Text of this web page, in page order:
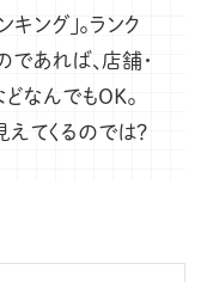
ング」。ランク
であれば、店舗・
どなんでもOK。
てくるのでは？